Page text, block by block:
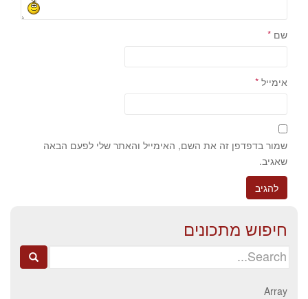
שם *
אימייל *
שמור בדפדפן זה את השם, האימייל והאתר שלי לפעם הבאה
שאגיב.
חיפוש מתכונים
Search
Array